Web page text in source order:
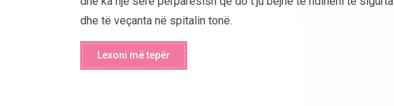
dhe të veçanta në spitalin tonë.
Lexoni më tepër